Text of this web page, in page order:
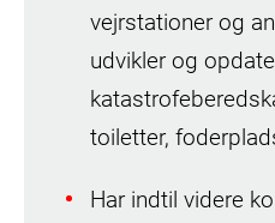
vejrstationer og
udvikler og
toiletter,
Har indtil videre